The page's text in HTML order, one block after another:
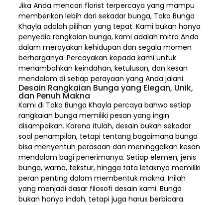
Jika Anda mencari florist terpercaya yang mampu
memberikan lebih dari sekadar bunga, Toko Bunga
Khayla adalah pilihan yang tepat. Kami bukan hanya
penyedia rangkaian bunga, kami adalah mitra Anda
dalam merayakan kehidupan dan segala momen
berharganya. Percayakan kepada kami untuk
menambahkan keindahan, ketulusan, dan kesan
mendalam di setiap perayaan yang Anda jalani.
Desain Rangkaian Bunga yang Elegan, Unik,
dan Penuh Makna
Kami di Toko Bunga Khayla percaya bahwa setiap
rangkaian bunga memiliki pesan yang ingin
disampaikan. Karena itulah, desain bukan sekadar
soal penampilan, tetapi tentang bagaimana bunga
bisa menyentuh perasaan dan meninggalkan kesan
mendalam bagi penerimanya. Setiap elemen, jenis
bunga, warna, tekstur, hingga tata letaknya memiliki
peran penting dalam membentuk makna. Inilah
yang menjadi dasar filosofi desain kami. Bunga
bukan hanya indah, tetapi juga harus berbicara.